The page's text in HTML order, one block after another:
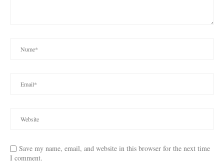
Save my name, email, and website in this browser for the next time
I comment.